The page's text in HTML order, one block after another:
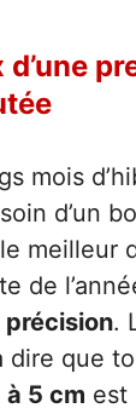
d’une
mois
d’un
meilleur
de
précision.
dire que
à 5 cm est